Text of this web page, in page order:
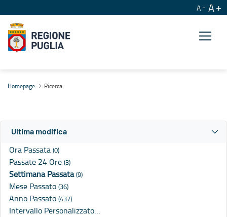
A A
Homepage Ricerca
Ultima modifica
Ora Passata (0)
Passate 24 Ore (3)
Settimana Passata(9)
Mese Passato (36)
Anno Passato (437)
Intervallo Personalizzato…